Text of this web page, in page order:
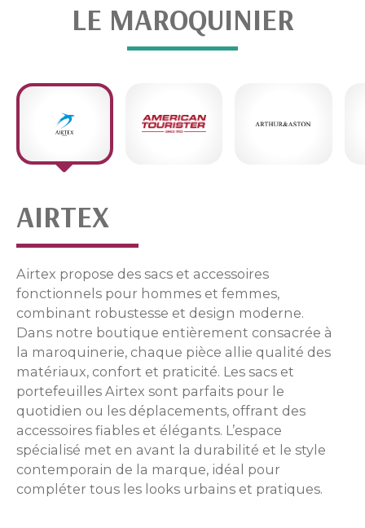
LE MAROQUINIER
AIRTEX
Airtex propose des sacs et accessoires
fonctionnels pour hommes et femmes,
combinant robustesse et design moderne.
Dans notre boutique entièrement consacrée à
la maroquinerie, chaque pièce allie qualité des
matériaux, confort et praticité. Les sacs et
portefeuilles Airtex sont parfaits pour le
quotidien ou les déplacements, offrant des
accessoires fiables et élégants. L’espace
spécialisé met en avant la durabilité et le style
contemporain de la marque, idéal pour
compléter tous les looks urbains et pratiques.